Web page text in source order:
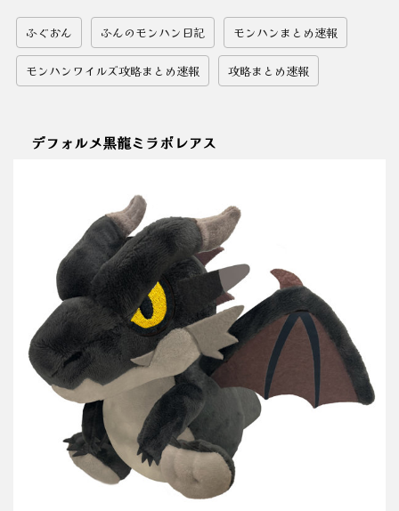
ふぐおん ふんのモンハン日記 モンハンまとめ速報
モンハンワイルズ攻略まとめ速報 攻略まとめ速報
デフォルメ黒龍ミラボレアス